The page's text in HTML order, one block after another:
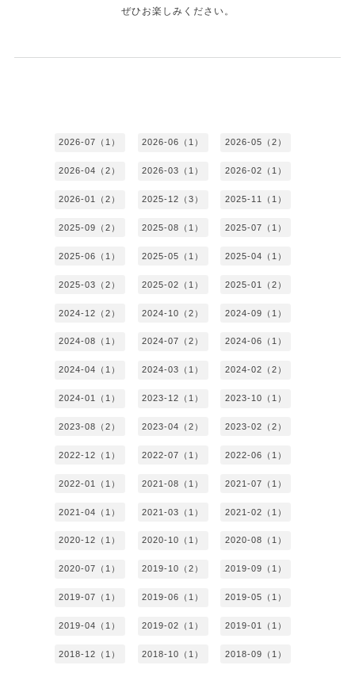
ぜひお楽しみください。
2026-07（1） 2026-06（1） 2026-05（2）
2026-04（2） 2026-03（1） 2026-02（1）
2026-01（2） 2025-12（3） 2025-11（1）
2025-09（2） 2025-08（1） 2025-07（1）
2025-06（1） 2025-05（1） 2025-04（1）
2025-03（2） 2025-02（1） 2025-01（2）
2024-12（2） 2024-10（2） 2024-09（1）
2024-08（1） 2024-07（2） 2024-06（1）
2024-04（1） 2024-03（1） 2024-02（2）
2024-01（1） 2023-12（1） 2023-10（1）
2023-08（2） 2023-04（2） 2023-02（2）
2022-12（1） 2022-07（1） 2022-06（1）
2022-01（1） 2021-08（1） 2021-07（1）
2021-04（1） 2021-03（1） 2021-02（1）
2020-12（1） 2020-10（1） 2020-08（1）
2020-07（1） 2019-10（2） 2019-09（1）
2019-07（1） 2019-06（1） 2019-05（1）
2019-04（1） 2019-02（1） 2019-01（1）
2018-12（1） 2018-10（1） 2018-09（1）